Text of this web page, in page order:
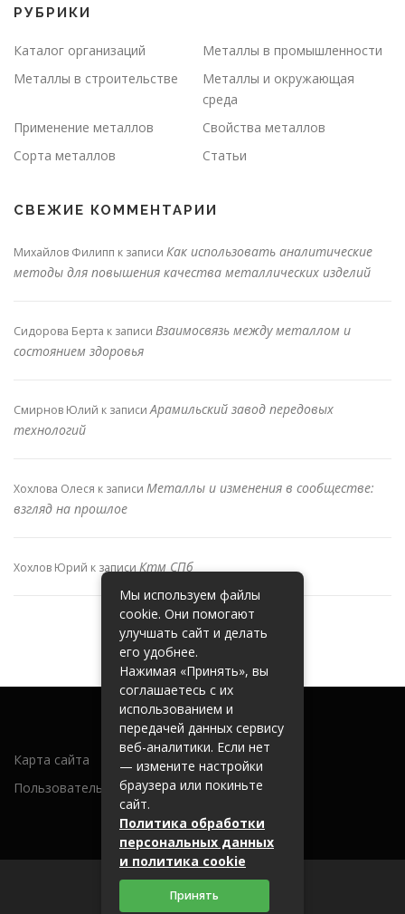
РУБРИКИ
Каталог организаций
Металлы в промышленности
Металлы в строительстве
Металлы и окружающая
среда
Применение металлов
Свойства металлов
Сорта металлов
Статьи
СВЕЖИЕ КОММЕНТАРИИ
Михайлов Филипп к записи Как использовать аналитические
методы для повышения качества металлических изделий
Сидорова Берта к записи Взаимосвязь между металлом и
состоянием здоровья
Смирнов Юлий к записиАрамильский завод передовых
технологий
Хохлова Олеся к записи Металлы и изменения в сообществе:
взгляд на прошлое
Хохлов Юрий к записи Ктм СПб
Карта сайта
Пользовательское соглашение
2026 (c) metallobaza31.ru
Мы используем файлы
cookie. Они помогают
улучшать сайт и делать
его удобнее.
Нажимая «Принять», вы
соглашаетесь с их
использованием и
передачей данных сервису
веб-аналитики. Если нет
— измените настройки
браузера или покиньте
сайт.
Политика обработки
персональных данных
и политика cookie
Принять